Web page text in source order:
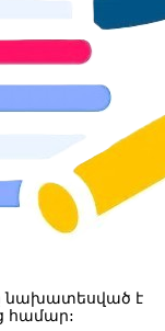
նախատեսված է
համար: